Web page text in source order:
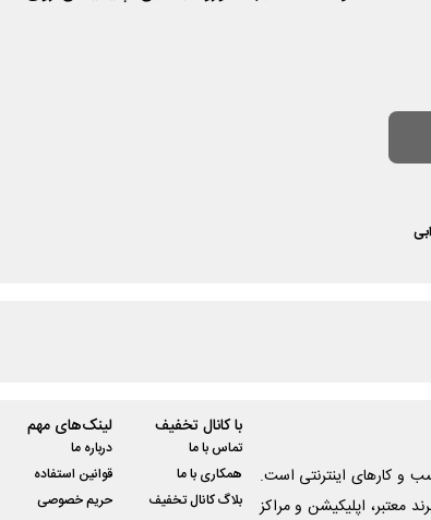
و‌ کارهای اینترنتی است.
معتبر، اپلیکیشن و مراکز
با کانال تخفیف
تماس با ما
همکاری با ما
بلاگ کانال تخفیف
لینک‌های مهم
درباره ما
قوانین استفاده
حریم خصوصی